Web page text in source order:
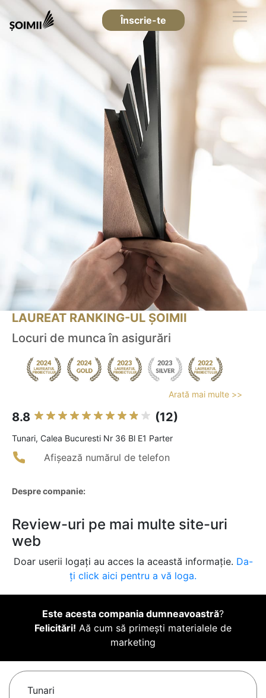
Înscrie-te
LAUREAT RANKING-UL ȘOIMII
Locuri de munca în asigurări
Arată mai multe >>
8.8 (12)
Tunari, Calea Bucuresti Nr 36 Bl E1 Parter
Afișează numărul de telefon
Despre companie:
Review-uri pe mai multe site-uri
web
Doar userii logați au acces la această informație. Da-
ți click aici pentru a vă loga.
Este acesta compania dumneavoastră?
Felicitări! Aă cum să primești materialele de
marketing
Tunari